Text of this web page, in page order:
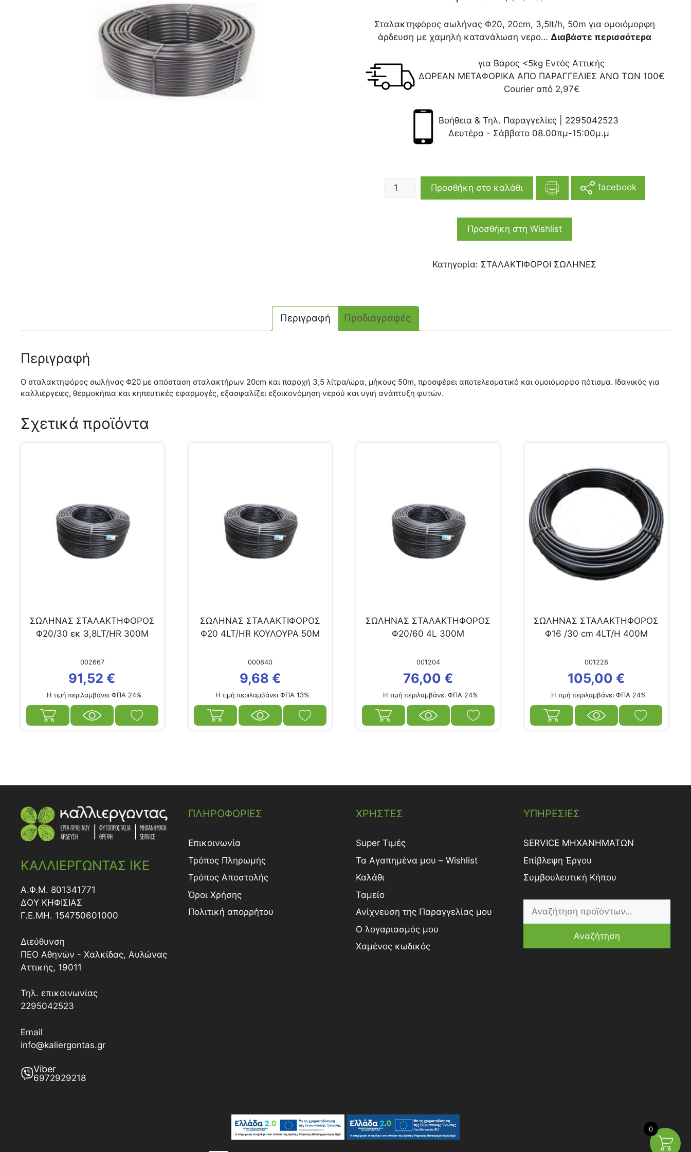
Σταλακτηφόρος σωλήνας Φ20, 20cm, 3,5lt/h, 50m για ομοιόμορφη
άρδευση με χαμηλή κατανάλωση νερο… Διαβάστε περισσότερα
για Βάρος <5kg Εντός Αττικής
ΔΩΡΕΑΝ ΜΕΤΑΦΟΡΙΚΑ ΑΠΟ ΠΑΡΑΓΓΕΛΙΕΣ ΑΝΩ ΤΩΝ 100€
Courier από 2,97€
Βοήθεια & Τηλ. Παραγγελίες | 2295042523
Δευτέρα - Σάββατο 08.00πμ-15:00μ.μ
Προσθήκη στο καλάθι facebook
Προσθήκη στη Wishlist
Κατηγορία: ΣΤΑΛΑΚΤΙΦΟΡΟΙ ΣΩΛΗΝΕΣ
Περιγραφή Προδιαγραφές
Περιγραφή
Ο σταλακτηφόρος σωλήνας Φ20 με απόσταση σταλακτήρων 20cm και παροχή 3,5 λίτρα/ώρα, μήκους 50m, προσφέρει αποτελεσματικό και ομοιόμορφο πότισμα. Ιδανικός για
καλλιέργειες, θερμοκήπια και κηπευτικές εφαρμογές, εξασφαλίζει εξοικονόμηση νερού και υγιή ανάπτυξη φυτών.
Σχετικά προϊόντα
ΣΩΛΗΝΑΣ ΣΤΑΛΑΚΤΗΦΟΡΟΣ
Φ20/30 εκ 3,8LT/HR 300M
002667
91,52 €
Η τιμή περιλαμβάνει ΦΠΑ 24%
ΣΩΛΗΝΑΣ ΣΤΑΛΑΚΤΙΦΟΡΟΣ
Φ20 4LT/HR ΚΟΥΛΟΥΡΑ 50Μ
000840
9,68 €
Η τιμή περιλαμβάνει ΦΠΑ 13%
ΣΩΛΗΝΑΣ ΣΤΑΛΑΚΤΗΦΟΡΟΣ
Φ20/60 4L 300M
001204
76,00 €
Η τιμή περιλαμβάνει ΦΠΑ 24%
ΣΩΛΗΝΑΣ ΣΤΑΛΑΚΤΗΦΟΡΟΣ
Φ16 /30 cm 4LT/H 400Μ
001228
105,00 €
Η τιμή περιλαμβάνει ΦΠΑ 24%
ΚΑΛΛΙΕΡΓΩΝΤΑΣ ΙΚΕ
Α.Φ.Μ. 801341771
ΔΟY ΚΗΦΙΣΙΑΣ
Γ.Ε.ΜΗ. 154750601000
Διεύθυνση
ΠΕΟ Αθηνών - Χαλκίδας, Αυλώνας
Αττικής, 19011
Τηλ. επικοινωνίας
2295042523
Email
info@kaliergontas.gr
Viber
6972929218
ΠΛΗΡΟΦΟΡΙΕΣ
Επικοινωνία
Τρόπος Πληρωμής
Τρόπος Aποστολής
Όροι Χρήσης
Πολιτική απορρήτου
ΧΡΗΣΤΕΣ
Super Τιμές
Τα Αγαπημένα μου – Wishlist
Καλάθι
Ταμείο
Ανίχνευση της Παραγγελίας μου
Ο λογαριασμός μου
Χαμένος κωδικός
ΥΠΗΡΕΣΙΕΣ
SERVICE ΜΗΧΑΝΗΜΑΤΩΝ
Επίβλεψη Έργου
Συμβουλευτική Κήπου
Αναζήτηση
0